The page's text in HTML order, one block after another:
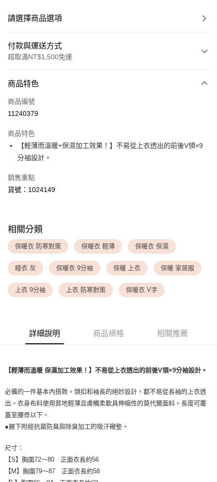
請選擇商品選項
付款與運送方式
超取滿NT$1,500免運
信用卡一次付款
超商取貨付款
Apple Pay
全家取貨付款
每筆NT$80，滿NT$1,500(含以上)免運費
<無合作配送請勿選取>萊爾富取貨付款
<無合作配送請勿選取>付款後萊爾富取貨
每筆NT$9,999
付款後7-11取貨
黑貓宅配
離島宅配
每筆NT$200，滿NT$1,500(含以上)免運費
商品特色
商品編號
11240379
商品特色
【輕薄而溫暖+保濕加工效果！】不易從上衣透出的前後V領×9
分袖設計。
銷售重點
貨號：1024149
相關分類
保暖衣 防寒對策 保暖衣 輕薄 保暖衣 保濕
睡衣 灰 保暖衣 9分袖 保暖 上衣 保暖 家居服
上衣 9分袖 上衣 防寒對策 保暖衣 V字
詳細說明 商品規格 相關推薦
【輕薄而溫暖 保濕加工效果！】不易從上衣透出的前後V領×9分袖設計。
必備的一件基本內搭款。領扣和袖長的絕妙設計，都不易從長袖的上衣透
出。衣身布料使用質地輕薄且膚觸柔軟具伸縮性的莫代爾面料。長度可覆
蓋至腰骨以下。
●腋下附經抗菌防臭與除臭加工的吸汗襯墊。
尺寸：
【S】胸圍72～80 正面衣長約56
【M】胸圍79～87 正面衣長約58